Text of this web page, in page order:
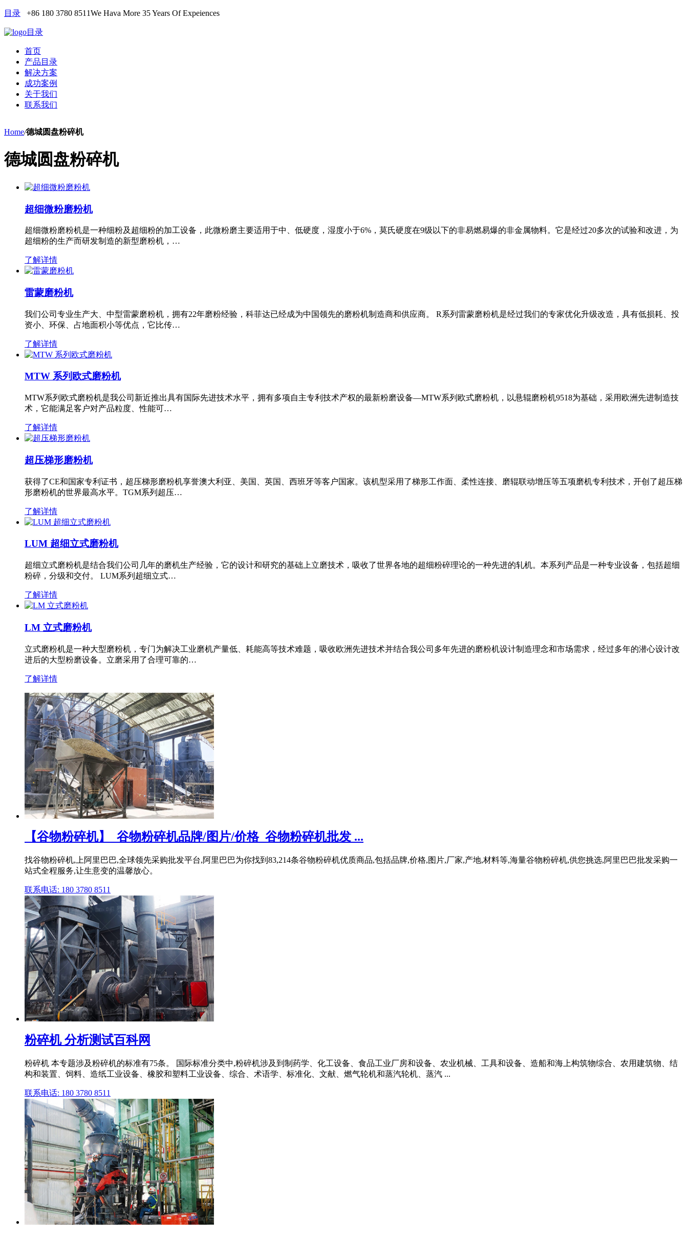
目录 +86 180 3780 8511We Hava More 35 Years Of Expeiences
目录
首页
产品目录
解决方案
成功案例
关于我们
联系我们
Home/德城圆盘粉碎机
德城圆盘粉碎机
超细微粉磨粉机
超细微粉磨粉机是一种细粉及超细粉的加工设备，此微粉磨主要适用于中、低硬度，湿度小于6%，莫氏硬度在9级以下的非易燃易爆的非金属物料。它是经过20多次的试验和改进，为
超细粉的生产而研发制造的新型磨粉机，…
了解详情
雷蒙磨粉机
我们公司专业生产大、中型雷蒙磨粉机，拥有22年磨粉经验，科菲达已经成为中国领先的磨粉机制造商和供应商。 R系列雷蒙磨粉机是经过我们的专家优化升级改造，具有低损耗、投
资小、环保、占地面积小等优点，它比传…
了解详情
MTW 系列欧式磨粉机
MTW系列欧式磨粉机是我公司新近推出具有国际先进技术水平，拥有多项自主专利技术产权的最新粉磨设备—MTW系列欧式磨粉机，以悬辊磨粉机9518为基础，采用欧洲先进制造技
术，它能满足客户对产品粒度、性能可…
了解详情
超压梯形磨粉机
获得了CE和国家专利证书，超压梯形磨粉机享誉澳大利亚、美国、英国、西班牙等客户国家。该机型采用了梯形工作面、柔性连接、磨辊联动增压等五项磨机专利技术，开创了超压梯
形磨粉机的世界最高水平。TGM系列超压…
了解详情
LUM 超细立式磨粉机
超细立式磨粉机是结合我们公司几年的磨机生产经验，它的设计和研究的基础上立磨技术，吸收了世界各地的超细粉碎理论的一种先进的轧机。本系列产品是一种专业设备，包括超细
粉碎，分级和交付。 LUM系列超细立式…
了解详情
LM 立式磨粉机
立式磨粉机是一种大型磨粉机，专门为解决工业磨机产量低、耗能高等技术难题，吸收欧洲先进技术并结合我公司多年先进的磨粉机设计制造理念和市场需求，经过多年的潜心设计改
进后的大型粉磨设备。立磨采用了合理可靠的…
了解详情
【谷物粉碎机】_谷物粉碎机品牌/图片/价格_谷物粉碎机批发 ...
找谷物粉碎机,上阿里巴巴,全球领先采购批发平台,阿里巴巴为你找到83,214条谷物粉碎机优质商品,包括品牌,价格,图片,厂家,产地,材料等,海量谷物粉碎机,供您挑选,阿里巴巴批发采购一
站式全程服务,让生意变的温馨放心。
联系电话: 180 3780 8511
粉碎机 分析测试百科网
粉碎机 本专题涉及粉碎机的标准有75条。 国际标准分类中,粉碎机涉及到制药学、化工设备、食品工业厂房和设备、农业机械、工具和设备、造船和海上构筑物综合、农用建筑物、结
构和装置、饲料、造纸工业设备、橡胶和塑料工业设备、综合、术语学、标准化、文献、燃气轮机和蒸汽轮机、蒸汽 ...
联系电话: 180 3780 8511